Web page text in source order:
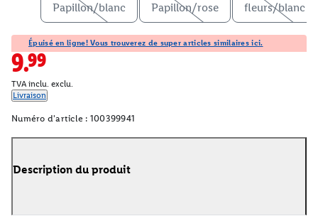
Papillon/blanc Papillon/rose fleurs/blanc
Épuisé en ligne! Vous trouverez de super articles similaires ici.
9.99
TVA inclu. exclu.
Livraison
Numéro d'article : 100399941
Description du produit